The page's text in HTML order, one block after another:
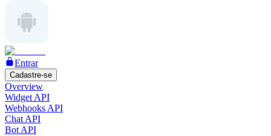
Entrar
Cadastre-se
Overview
Widget API
Webhooks API
Chat API
Bot API